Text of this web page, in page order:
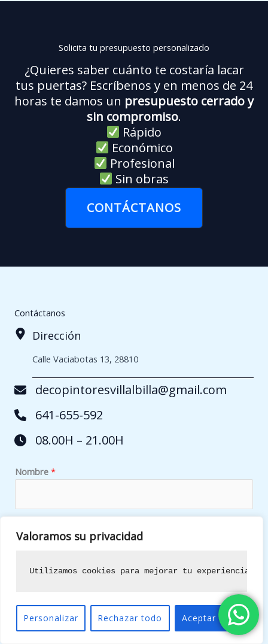
Valoramos su privacidad
Utilizamos cookies para mejorar tu experiencia
Personalizar Rechazar todo Aceptar todo
Solicita tu presupuesto personalizado
¿Quieres saber cuánto te costaría lacar
tus puertas? Escríbenos y en menos de 24
horas te damos un presupuesto cerrado y
sin compromiso.
Rápido
Económico
Profesional
Sin obras
CONTÁCTANOS
Contáctanos
Dirección
Calle Vaciabotas 13, 28810
decopintoresvillalbilla@gmail.com
641-655-592
08.00H – 21.00H
Nombre *
Móvil